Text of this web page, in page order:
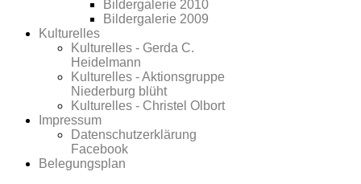
Bildergalerie 2010
Bildergalerie 2009
Kulturelles
Kulturelles - Gerda C.
Heidelmann
Kulturelles - Aktionsgruppe
Niederburg blüht
Kulturelles - Christel Olbort
Impressum
Datenschutzerklärung
Facebook
Belegungsplan